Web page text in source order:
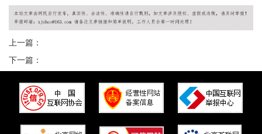
上一篇：
下一篇：